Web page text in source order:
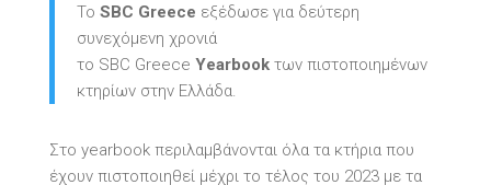
Το SBC Greece εξέδωσε για δεύτερη
συνεχόμενη χρονιά
το SBC Greece Yearbook των πιστοποιημένων
κτηρίων στην Ελλάδα.
Στο yearbookπεριλαμβάνονται όλα τα κτήρια που
έχουν πιστοποιηθεί μέχρι το τέλος του 2023 με τα